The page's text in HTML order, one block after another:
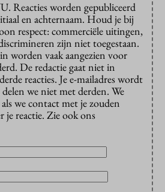
Reacties worden gepubliceerd
en achternaam. Houd je bij
respect: commerciële uitingen,
zijn niet toegestaan.
worden vaak aangezien voor
De redactie gaat niet in
reacties. Je e-mailadres wordt
we niet met derden. We
we contact met je zouden
je reactie. Zie ook ons